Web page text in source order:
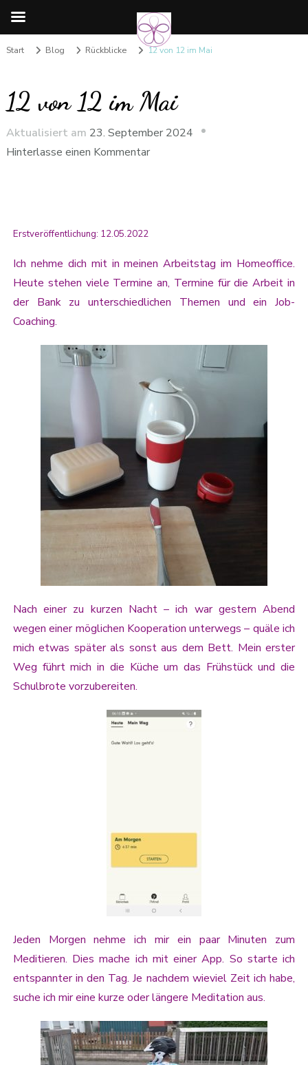
Start Blog Rückblicke 12 von 12 im Mai
12 von 12 im Mai
Aktualisiert am 23. September 2024
Hinterlasse einen Kommentar
Erstveröffentlichung: 12.05.2022
Ich nehme dich mit in meinen Arbeitstag im Homeoffice.
Heute stehen viele Termine an, Termine für die Arbeit in
der Bank zu unterschiedlichen Themen und ein Job-
Coaching.
Nach einer zu kurzen Nacht – ich war gestern Abend
wegen einer möglichen Kooperation unterwegs – quäle ich
mich etwas später als sonst aus dem Bett. Mein erster
Weg führt mich in die Küche um das Frühstück und die
Schulbrote vorzubereiten.
Jeden Morgen nehme ich mir ein paar Minuten zum
Meditieren. Dies mache ich mit einer App. So starte ich
entspannter in den Tag. Je nachdem wieviel Zeit ich habe,
suche ich mir eine kurze oder längere Meditation aus.